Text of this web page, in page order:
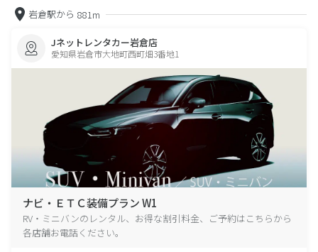
岩倉駅から 881m
Jネットレンタカー岩倉店
愛知県岩倉市大地町西町畑3番地1
ナビ・ＥＴＣ装備プラン W1
RV・ミニバンのレンタル、お得な割引料金、ご予約はこちらから
各店舗お電話ください。